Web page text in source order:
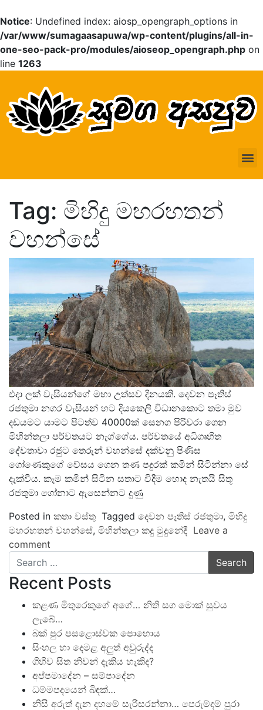
Notice: Undefined index: aiosp_opengraph_options in
/var/www/sumagaasapuwa/wp-content/plugins/all-in-
one-seo-pack-pro/modules/aioseop_opengraph.php on
line 1263
Tag: මිහිදු මහරහතන්
වහන්සේ
එදා ලක් වැසියන්ගේ මහා උත්සව දිනයකි. දෙවන පෑතිස්
රජතුමා නගර වැසියන් හට දියකෙලි විධානකොට තමා මුව
දඩයමට යාමට පිටත්ව 40000ක් සෙනග පිරිවරා ගෙන
මිහින්තලා පර්වතයට නැග්ගේය. පර්වතයේ අධිගෘහිත
දේවතාවා රජුට තෙරුන් වහන්සේ දක්වනු පිණිස
ගෝණෙකුගේ වේසය ගෙන තණ පදුරක් කමින් සිටින්නා සේ
දැක්වීය. කෑම කමින් සිටින සතාට විදීම හොද නැතයි සිතූ
රජතුමා ගෝනාට ඇසෙන්නට දුණු
Posted in කතා වස්තු Tagged දෙවන පෑතිස් රජතුමා, මිහිදු
මහරහතන් වහන්සේ, මිහින්තලා කදු මුදුනේදී Leave a
comment
Search
Recent Posts
කළණ මිතුරෙකුගේ අගේ… නිති සග මොක් සුවය
ලැබේ…
බක් පුර පසළොස්වක පොහොය
සිංහල හා දෙමළ අලුත් අවුරුද්ද
ගිහිව සිත නිවන් දැකිය හැකිද?
අප්පමාදේන – සම්පාදේන
ධම්මපදයෙන් බිඳක්…
නිසි අරුත් දැන දහමේ සැරිසරන්නා… පෙරුම්දම් පුරා